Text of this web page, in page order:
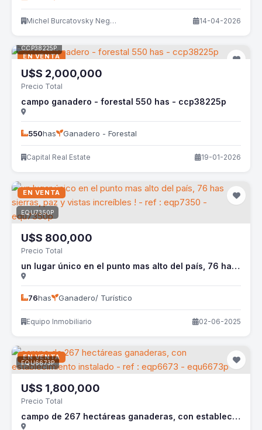
Michel Burcatovsky Negocios Inmobiliarios 14-04-2026
EN VENTA
CCP38225P
U$S 2,000,000
Precio Total
campo ganadero - forestal 550 has - ccp38225p
550has Ganadero - Forestal
Capital Real Estate 19-01-2026
EN VENTA
EQU7350P
U$S 800,000
Precio Total
un lugar único en el punto mas alto del país, 76 has sierras, paz y vistas increíbles ! - ref : eqp7350 - equ7350p
76has Ganadero/ Turístico
Equipo Inmobiliario 02-06-2025
EN VENTA
EQU6673P
U$S 1,800,000
Precio Total
campo de 267 hectáreas ganaderas, con establecimiento instalado - ref : eqp6673 - equ6673p